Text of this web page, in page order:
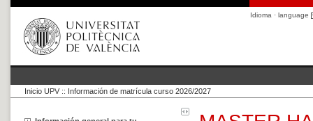
Idioma · language
Inicio UPV :: Información de matrícula curso 2026/2027